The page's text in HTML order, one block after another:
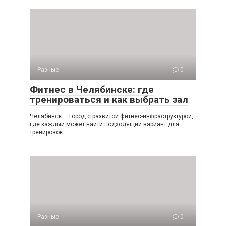
Разные 0
Фитнес в Челябинске: где
тренироваться и как выбрать зал
Челябинск — город с развитой фитнес-инфраструктурой,
где каждый может найти подходящий вариант для
тренировок.
Разные 0